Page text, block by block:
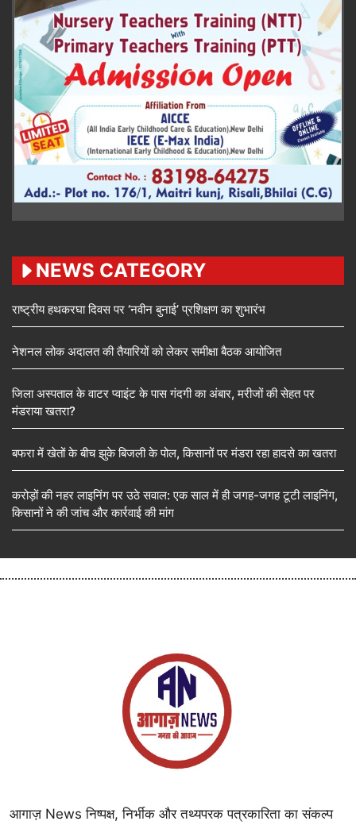
NEWS CATEGORY
राष्ट्रीय हथकरघा दिवस पर ‘नवीन बुनाई’ प्रशिक्षण का शुभारंभ
नेशनल लोक अदालत की तैयारियों को लेकर समीक्षा बैठक आयोजित
जिला अस्पताल के वाटर प्वाइंट के पास गंदगी का अंबार, मरीजों की सेहत पर
मंडराया खतरा?
बफरा में खेतों के बीच झुके बिजली के पोल, किसानों पर मंडरा रहा हादसे का खतरा
करोड़ों की नहर लाइनिंग पर उठे सवाल: एक साल में ही जगह-जगह टूटी लाइनिंग,
किसानों ने की जांच और कार्रवाई की मांग
आगाज़ News निष्पक्ष, निर्भीक और तथ्यपरक पत्रकारिता का संकल्प